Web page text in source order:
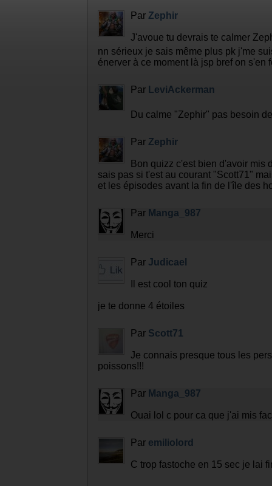
Par Zephir
J'avoue tu devrais te calmer
nn sérieux je sais même plus pk j'me
énerver à ce moment là jsp bref on s'en
Par LeviAckerman
Du calme "Zephir" pas besoin
Par Zephir
Bon quizz c'est bien d'avoir mis
sais pas si t'est au courant "Scott71"
et les épisodes avant la fin de l'île des
Par Manga_987
Merci
Par Judicael
Il est cool ton quiz
je te donne 4 étoiles
Par Scott71
Je connais presque tous les
poissons!!!
Par Manga_987
Ouai lol c pour ca que j'ai mis
Par emiliolord
C trop fastoche en 15 sec je lai